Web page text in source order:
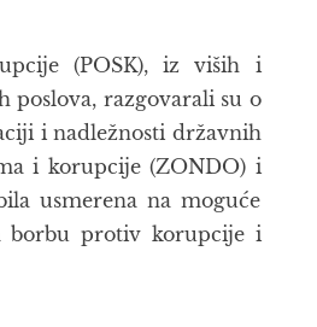
(POSK), iz viših i
poslova, razgovarali su o
i nadležnosti državnih
i korupcije (ZONDO) i
usmerena na moguće
borbu protiv korupcije i